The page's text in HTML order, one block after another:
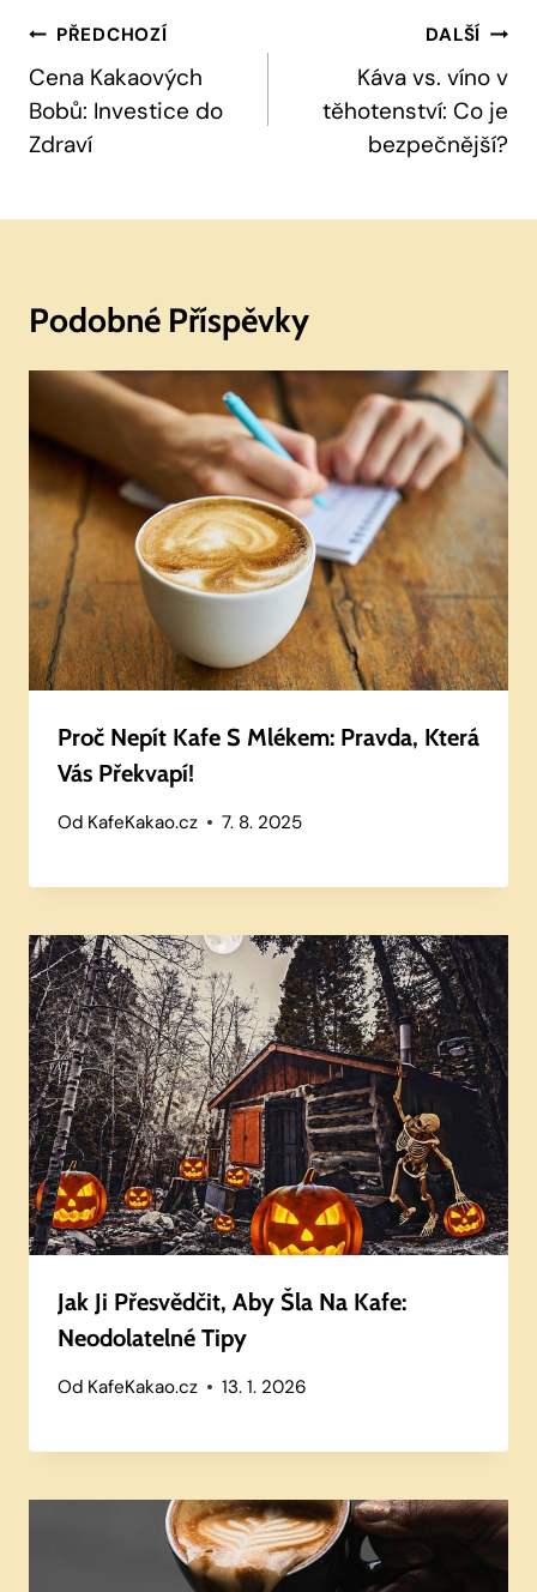
Navigace
Pro
Příspěvek
PŘEDCHOZÍ
Cena Kakaových
Bobů: Investice do
Zdraví
DALŠÍ
Káva vs. víno v
těhotenství: Co je
bezpečnější?
Podobné Příspěvky
Proč Nepít Kafe S Mlékem: Pravda, Která
Vás Překvapí!
Od KafeKakao.cz 7. 8. 2025
Jak Ji Přesvědčit, Aby Šla Na Kafe:
Neodolatelné Tipy
Od KafeKakao.cz 13. 1. 2026